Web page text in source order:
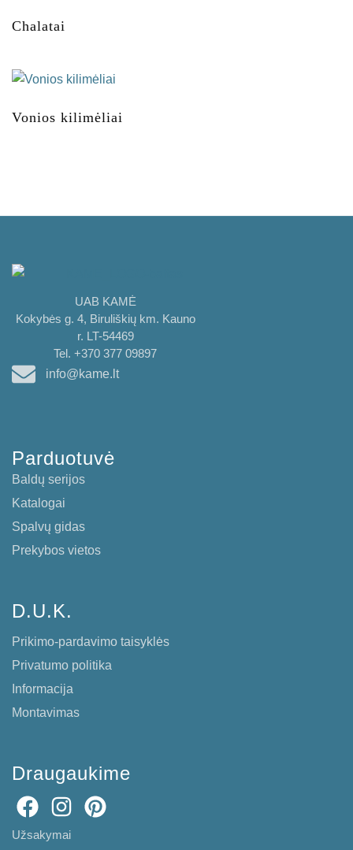
Chalatai
Vonios kilimėliai
UAB KAMĖ
Kokybės g. 4, Biruliškių km. Kauno
r. LT-54469
Tel. +370 377 09897
info@kame.lt
Parduotuvė
Baldų serijos
Katalogai
Spalvų gidas
Prekybos vietos
D.U.K.
Prikimo-pardavimo taisyklės
Privatumo politika
Informacija
Montavimas
Draugaukime
Užsakymai